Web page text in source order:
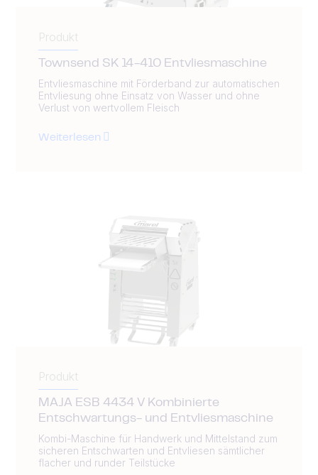
Produkt
Townsend SK 14-410 Entvliesmaschine
Entvliesmaschine mit Förderband zur automatischen
Entvliesung ohne Einsatz von Wasser und ohne
Verlust von wertvollem Fleisch
Weiterlesen
Produkt
MAJA ESB 4434 V Kombinierte
Entschwartungs- und Entvliesmaschine
Kombi-Maschine für Handwerk und Mittelstand zum
sicheren Entschwarten und Entvliesen sämtlicher
flacher und runder Teilstücke